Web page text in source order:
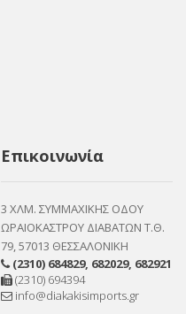
Επικοινωνία
3 ΧΛΜ. ΣΥΜΜΑΧΙΚΗΣ ΟΔΟΥ
ΩΡΑΙΟΚΑΣΤΡΟΥ ΔΙΑΒΑΤΩΝ Τ.Θ.
79, 57013 ΘΕΣΣΑΛΟΝΙΚΗ
(2310) 684829, 682029, 682921
(2310) 694394
info@diakakisimports.gr